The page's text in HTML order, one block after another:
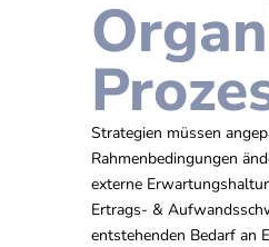
Strategien müssen
Rahmenbedingungen
externe
Ertrags- &
entstehenden Bedarf an